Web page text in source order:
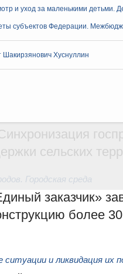
и уход за маленькими детьми.
субъектов Федерации.
Шакирзянович Хуснуллин
Ярославскую
и обновили
сельских
Городская среда
заказчик»
более
ситуации и ликвидация их